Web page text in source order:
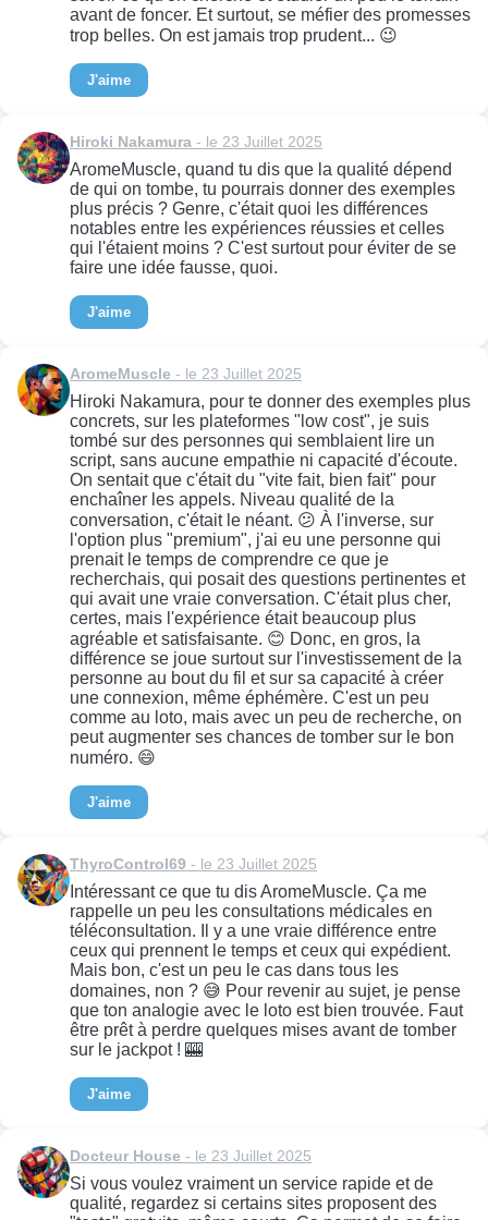
avant de foncer. Et surtout, se méfier des promesses
trop belles. On est jamais trop prudent... 😉
J'aime
Hiroki Nakamura - le 23 Juillet 2025
AromeMuscle, quand tu dis que la qualité dépend
de qui on tombe, tu pourrais donner des exemples
plus précis ? Genre, c'était quoi les différences
notables entre les expériences réussies et celles
qui l'étaient moins ? C'est surtout pour éviter de se
faire une idée fausse, quoi.
J'aime
AromeMuscle - le 23 Juillet 2025
Hiroki Nakamura, pour te donner des exemples plus
concrets, sur les plateformes "low cost", je suis
tombé sur des personnes qui semblaient lire un
script, sans aucune empathie ni capacité d'écoute.
On sentait que c'était du "vite fait, bien fait" pour
enchaîner les appels. Niveau qualité de la
conversation, c'était le néant. 😕 À l'inverse, sur
l'option plus "premium", j'ai eu une personne qui
prenait le temps de comprendre ce que je
recherchais, qui posait des questions pertinentes et
qui avait une vraie conversation. C'était plus cher,
certes, mais l'expérience était beaucoup plus
agréable et satisfaisante. 😊 Donc, en gros, la
différence se joue surtout sur l'investissement de la
personne au bout du fil et sur sa capacité à créer
une connexion, même éphémère. C'est un peu
comme au loto, mais avec un peu de recherche, on
peut augmenter ses chances de tomber sur le bon
numéro. 😄
J'aime
ThyroControl69 - le 23 Juillet 2025
Intéressant ce que tu dis AromeMuscle. Ça me
rappelle un peu les consultations médicales en
téléconsultation. Il y a une vraie différence entre
ceux qui prennent le temps et ceux qui expédient.
Mais bon, c'est un peu le cas dans tous les
domaines, non ? 😅 Pour revenir au sujet, je pense
que ton analogie avec le loto est bien trouvée. Faut
être prêt à perdre quelques mises avant de tomber
sur le jackpot ! 🎰
J'aime
Docteur House - le 23 Juillet 2025
Si vous voulez vraiment un service rapide et de
qualité, regardez si certains sites proposent des